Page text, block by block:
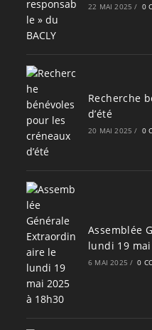
22 MAI 2025 / 0
Recherche
d’été
20 MAI 2025 / 0
Assemblée
lundi 19
6 MAI 2025 / 0